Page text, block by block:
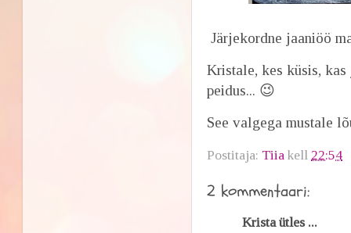
Järjekordne jaaniöö
Kristale, kes küsis,
peidus... 😉
See valgega mustale
Postitaja: Tiia kell 22:54
2 kommentaari:
Krista ütles ...